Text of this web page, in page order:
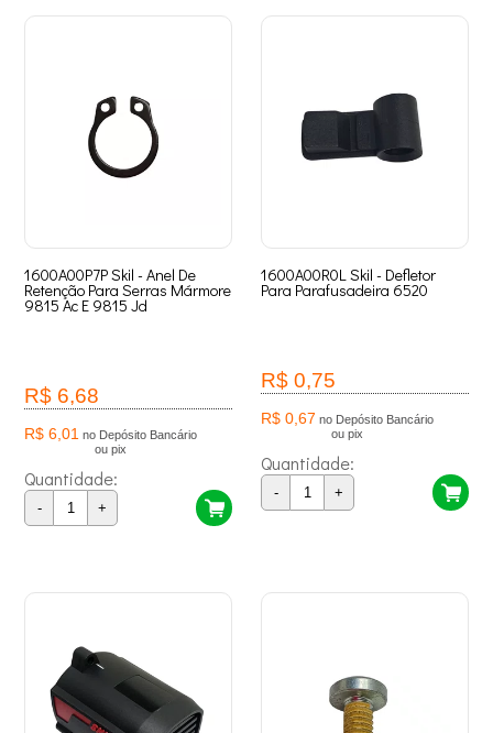
1600A00P7P Skil - Anel De
Retenção Para Serras Mármore
9815 Ac E 9815 Jd
R$ 6,68
R$ 6,01 no Depósito Bancário
ou pix
Quantidade:
- +
1600A00R0L Skil - Defletor
Para Parafusadeira 6520
R$ 0,75
R$ 0,67 no Depósito Bancário
ou pix
Quantidade:
- +